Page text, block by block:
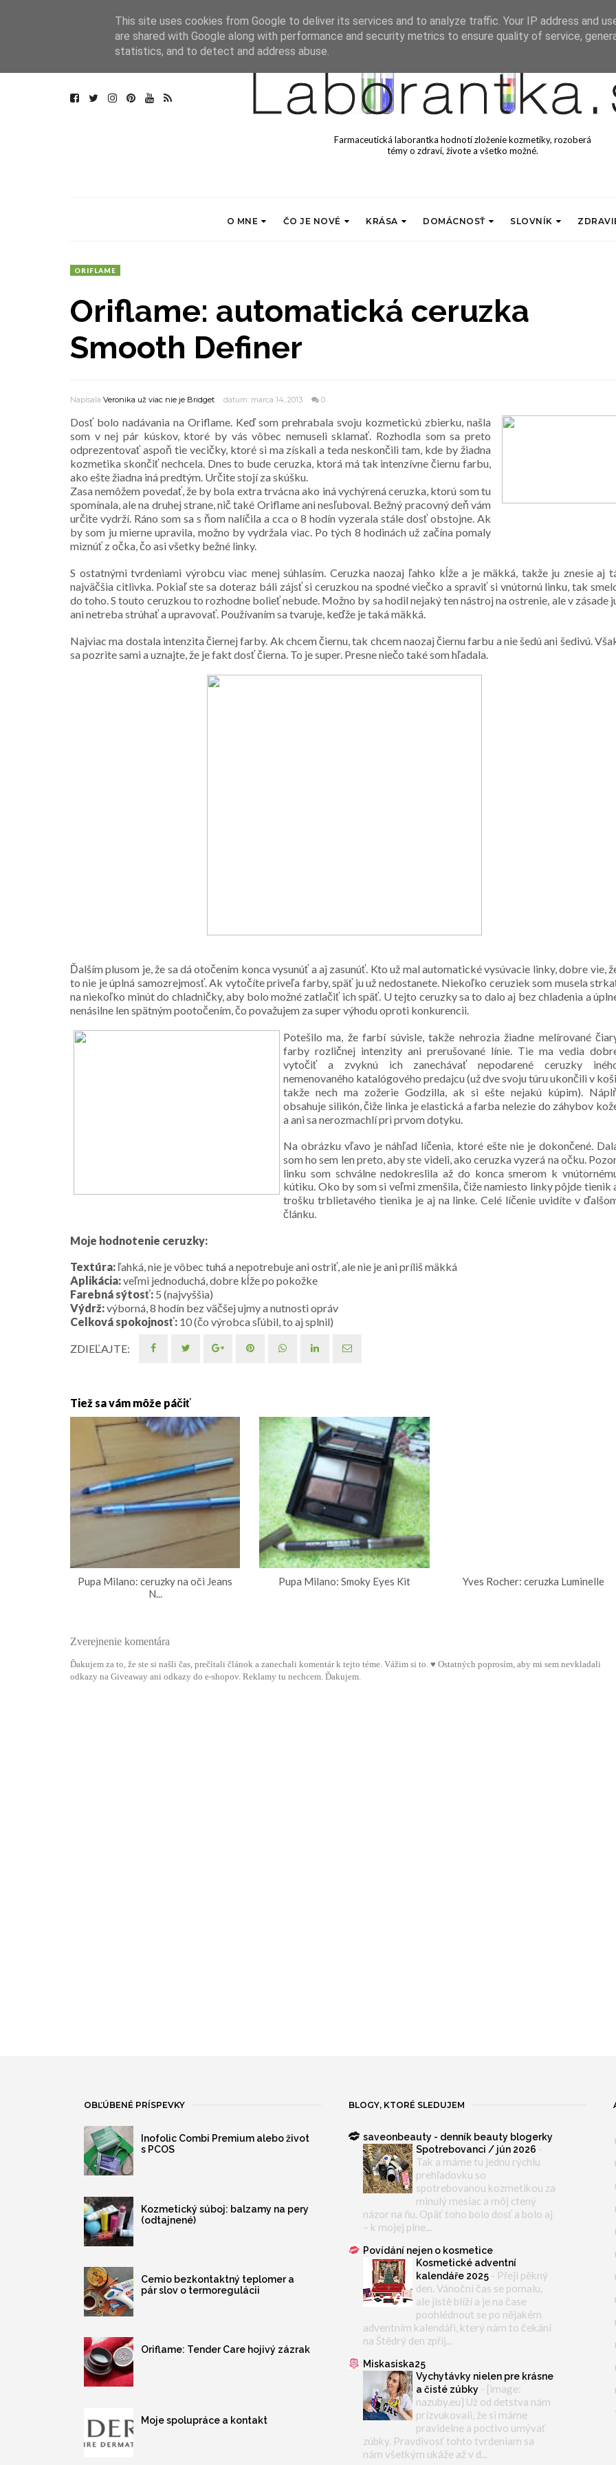
Farmaceutická laborantka hodnotí zloženie kozmetiky, rozoberá
témy o zdraví, živote a všetko možné.
O MNE ČO JE NOVÉ KRÁSA DOMÁCNOSŤ SLOVNÍK
ORIFLAME
Oriflame: automatická ceruzka
Smooth Definer
Napísala Veronika už viac nie je Bridget dátum: marca 14, 2013 0
Dosť bolo nadávania na Oriflame. Keď som prehrabala svoju kozmetickú zbierku, našla
som v nej pár kúskov, ktoré by vás vôbec nemuseli sklamať. Rozhodla som sa preto
odprezentovať aspoň tie vecičky, ktoré si ma získali a teda neskončili tam, kde by žiadna
kozmetika skončiť nechcela. Dnes to bude ceruzka, ktorá má tak intenzívne čiernu farbu,
ako ešte žiadna iná predtým. Určite stojí za skúšku.
Zasa nemôžem povedať, že by bola extra trvácna ako iná vychýrená ceruzka, ktorú som tu
spomínala, ale na druhej strane, nič také Oriflame ani nesľuboval. Bežný pracovný deň vám
určite vydrží. Ráno som sa s ňom nalíčila a cca o 8 hodín vyzerala stále dosť obstojne. Ak
by som ju mierne upravila, možno by vydržala viac. Po tých 8 hodinách už začína pomaly
miznúť z očka, čo asi všetky bežné linky.
S ostatnými tvrdeniami výrobcu viac menej súhlasím. Ceruzka naozaj ľahko kĺže a je mäkká, takže ju znesie aj
najväčšia citlivka. Pokiaľ ste sa doteraz báli zájsť si ceruzkou na spodné viečko a spraviť si vnútornú linku, tak
do toho. S touto ceruzkou to rozhodne bolieť nebude. Možno by sa hodil nejaký ten nástroj na ostrenie, ale v zásade
ani netreba strúhať a upravovať. Používaním sa tvaruje, keďže je taká mäkká.
Najviac ma dostala intenzita čiernej farby. Ak chcem čiernu, tak chcem naozaj čiernu farbu a nie šedú ani šedivú.
sa pozrite sami a uznajte, že je fakt dosť čierna. To je super. Presne niečo také som hľadala.
Ďalším plusom je, že sa dá otočením konca vysunúť a aj zasunúť. Kto už mal automatické vysúvacie linky, dobre vie,
to nie je úplná samozrejmosť. Ak vytočíte priveľa farby, späť ju už nedostanete. Niekoľko ceruziek som musela
na niekoľko minút do chladničky, aby bolo možné zatlačiť ich späť. U tejto ceruzky sa to dalo aj bez chladenia a
nenásilne len spätným pootočením, čo považujem za super výhodu oproti konkurencii.
Potešilo ma, že farbí súvisle, takže nehrozia žiadne melírované
farby rozličnej intenzity ani prerušované línie. Tie ma vedia
vytočiť a zvyknú ich zanechávať nepodarené ceruzky
nemenovaného katalógového predajcu (už dve svoju túru ukončili v
takže nech ma zožerie Godzilla, ak si ešte nejakú kúpim).
obsahuje silikón, čiže linka je elastická a farba nelezie do záhybov
a ani sa nerozmachlí pri prvom dotyku.
Na obrázku vľavo je náhľad líčenia, ktoré ešte nie je dokončené.
som ho sem len preto, aby ste videli, ako ceruzka vyzerá na očku.
linku som schválne nedokreslila až do konca smerom k
kútiku. Oko by som si veľmi zmenšila, čiže namiesto linky pôjde tienik
trošku trblietavého tienika je aj na linke. Celé líčenie uvidíte v
článku.
Moje hodnotenie ceruzky:
Textúra: ľahká, nie je vôbec tuhá a nepotrebuje ani ostriť, ale nie je ani príliš mäkká
Aplikácia:veľmi jednoduchá, dobre kĺže po pokožke
Farebná sýtosť: 5 (najvyššia)
Výdrž:výborná, 8 hodín bez väčšej ujmy a nutnosti opráv
Celková spokojnosť: 10 (čo výrobca sľúbil, to aj splnil)
ZDIEĽAJTE:
Tiež sa vám môže páčiť
Pupa Milano: ceruzky na oči Jeans
N...
Pupa Milano: Smoky Eyes Kit Yves Rocher: ceruzka Luminelle
Zverejnenie komentára
Ďakujem za to, že ste si našli čas, prečítali článok a zanechali komentár k tejto téme. Vážim si to. ♥ Ostatných poprosím, aby mi sem nevkladali
odkazy na Giveaway ani odkazy do e-shopov. Reklamy tu nechcem. Ďakujem.
OBĽÚBENÉ PRÍSPEVKY
Inofolic Combi Premium alebo život
s PCOS
Kozmetický súboj: balzamy na pery
(odtajnené)
Cemio bezkontaktný teplomer a
pár slov o termoregulácii
Oriflame: Tender Care hojivý zázrak
Moje spolupráce a kontakt
BLOGY, KTORÉ SLEDUJEM
saveonbeauty - denník beauty blogerky
Spotrebovanci / jún 2026 -
Tak a máme tu jednu rýchlu
prehľadovku so
spotrebovanou kozmetikou za
minulý mesiac a môj ctený
názor na ňu. Opäť toho bolo dosť a bolo aj
– k mojej plne...
Povídání nejen o kosmetice
Kosmetické adventní
kalendáře 2025 - Přeji pěkný
den. Vánoční čas se pomalu,
ale jistě blíží a je na čase
poohlédnout se po nějakém
adventním kalendáři, který nám to čekání
na Štědrý den zpříj...
Miskasiska25
Vychytávky nielen pre krásne
a čisté zúbky - [image:
nazuby.eu] Už od detstva nám
prízvukovali, že si máme
pravidelne a poctivo umývať
zúbky. Pravdivosť tohto tvrdeniam sa
nám všetkým ukáže až v d...
This site uses cookies from Google to deliver its services and to analyze traffic. Your IP address and
are shared with Google along with performance and security metrics to ensure quality of service,
statistics, and to detect and address abuse.